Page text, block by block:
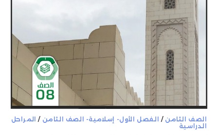
الصف الثامن / الفصل الأول- إسلامية- الصف الثامن /
المراحل
الدراسية